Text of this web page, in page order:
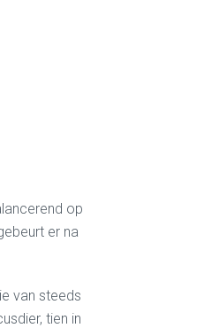
op
er na
van steeds
tien in